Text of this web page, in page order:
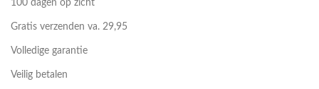
100 dagen op zicht
Gratis verzenden va. 29,95
Volledige garantie
Veilig betalen